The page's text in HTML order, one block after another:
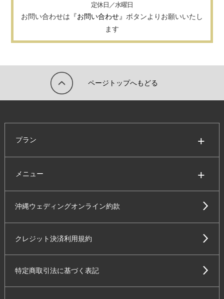
定休日／水曜日
お問い合わせは 『お問い合わせ』 ボタンよりお願いいたし
ます
ページトップへもどる
プラン
メニュー
沖縄ウェディングオンライン約款
クレジット決済利用規約
特定商取引法に基づく表記